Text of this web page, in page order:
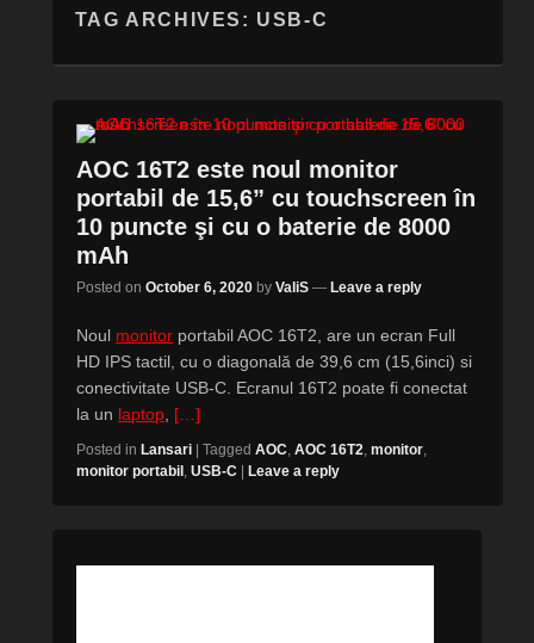
TAG ARCHIVES: USB-C
AOC 16T2 este noul monitor
portabil de 15,6” cu touchscreen în
10 puncte şi cu o baterie de 8000
mAh
Posted on October 6, 2020 by ValiS — Leave a reply
Noul monitor portabil AOC 16T2, are un ecran Full
HD IPS tactil, cu o diagonală de 39,6 cm (15,6inci) si
conectivitate USB-C. Ecranul 16T2 poate fi conectat
la un laptop […]
Posted in Lansari Tagged AOC, AOC 16T2, monitor,
monitor portabil , USB-C Leave a reply